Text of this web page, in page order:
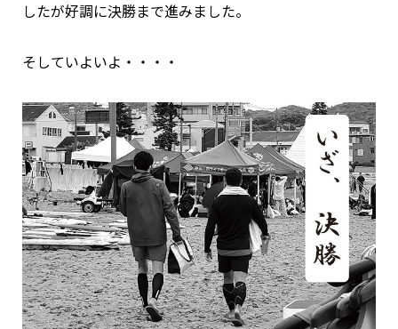
したが好調に決勝まで進みました。
そしていよいよ・・・・